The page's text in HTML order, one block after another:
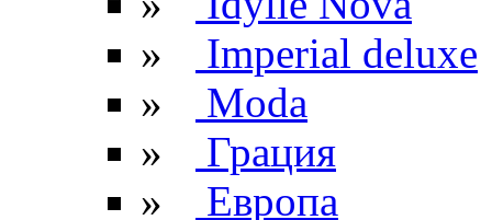
»
Imperial deluxe
»
Moda
»
Грация
»
Европа